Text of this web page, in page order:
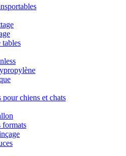
tables
pour chiens et chats
formats